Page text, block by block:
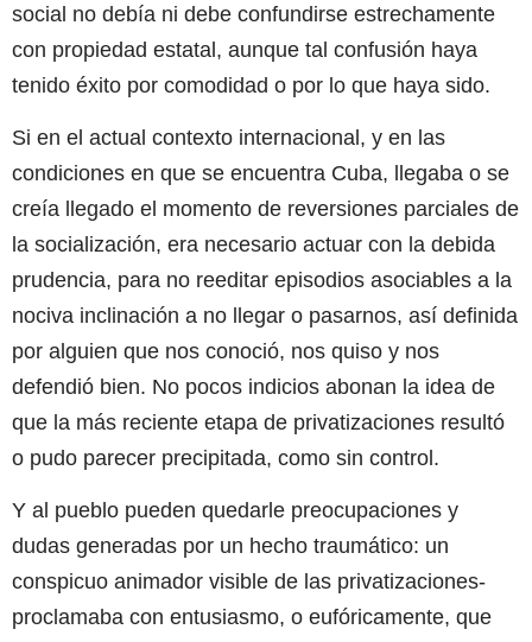
social no debía ni debe confundirse estrechamente
con propiedad estatal, aunque tal confusión haya
tenido éxito por comodidad o por lo que haya sido.
Si en el actual contexto internacional, y en las
condiciones en que se encuentra Cuba, llegaba o se
creía llegado el momento de reversiones parciales de
la socialización, era necesario actuar con la debida
prudencia, para no reeditar episodios asociables a la
nociva inclinación a no llegar o pasarnos, así definida
por alguien que nos conoció, nos quiso y nos
defendió bien. No pocos indicios abonan la idea de
que la más reciente etapa de privatizaciones resultó
o pudo parecer precipitada, como sin control.
Y al pueblo pueden quedarle preocupaciones y
dudas generadas por un hecho traumático: un
conspicuo animador visible de las privatizaciones-
proclamaba con entusiasmo, o eufóricamente, que